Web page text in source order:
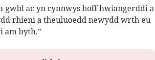
gwbl ac yn cynnwys hoff hwiangerddi a
rhieni a theuluoedd newydd wrth eu
am byth.”